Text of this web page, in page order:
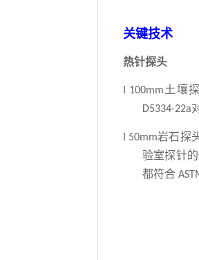
关键技术
热针探头
l 100mm土壤
D5334-22a
l 50mm岩石探
验室探针
都符合